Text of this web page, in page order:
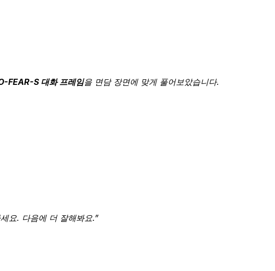
FEAR-S 대화 프레임을 면담 장면에 맞게 풀어보았습니다.
요. 다음에 더 잘해봐요.”